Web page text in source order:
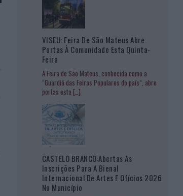
VISEU: Feira De São Mateus Abre
Portas À Comunidade Esta Quinta-
Feira
A Feira de São Mateus, conhecida como a
“Guardiã das Feiras Populares do país”, abre
portas esta […]
CASTELO BRANCO:Abertas As
Inscrições Para A Bienal
Internacional De Artes E Ofícios 2026
No Município